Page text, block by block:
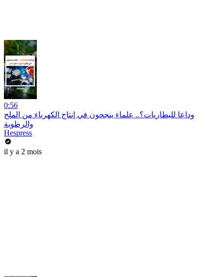
0:56
وداعا للبطاريات؟.. علماء ينجحون في إنتاج الكهرباء من الملح
والرطوبة
Hespress
il y a 2 mois